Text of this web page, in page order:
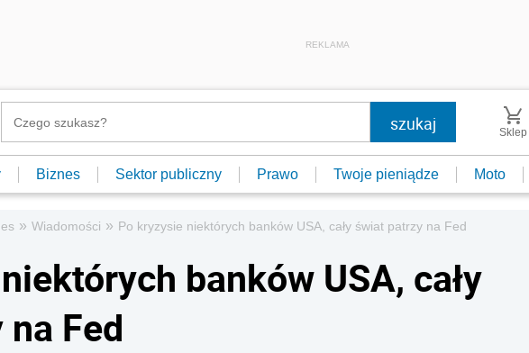
REKLAMA
Sklep
Biznes Sektor publiczny Prawo Twoje pieniądze Moto
» Wiadomości » Po kryzysie niektórych banków USA, cały świat patrzy na Fed
banków USA, cały
Fed